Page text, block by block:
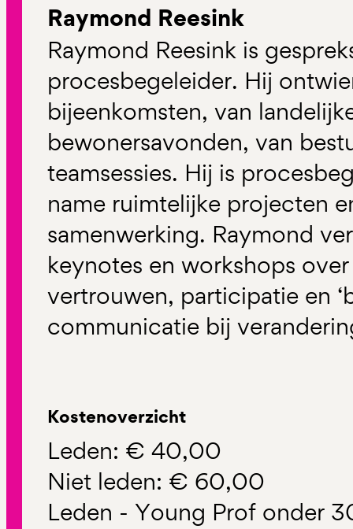
Raymond Reesink
Raymond Reesink is
procesbegeleider. Hij
bijeenkomsten, van
bewonersavonden, van
teamsessies. Hij is
name ruimtelijke projecten
samenwerking. Raymond
keynotes en workshops
vertrouwen, participatie en
communicatie bij
Kostenoverzicht
Leden: € 40,00
Niet leden: € 60,00
Leden - Young Prof onder